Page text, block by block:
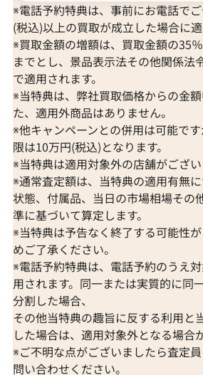
2023年8月10日時点
ルビー ルース 1.092ct
参考買取価格
ASK
※電話予約特典は、事前にお電話で
(税込)以上の買取が成立した場合に適
※買取金額の増額は、買取金額の35
までとし、景品表示法その他関係法
で適用されます。
※当特典は、弊社買取価格からの金
た、適用外商品はありません。
※他キャンペーンとの併用は可能で
限は10万円(税込)となります。
※当特典は適用対象外の店舗がござい
※通常査定額は、当特典の適用有無に
状態、付属品、当日の市場相場その
準に基づいて算定します。
※当特典は予告なく終了する可能性
めご了承ください。
※電話予約特典は、電話予約のうえ
用されます。同一または実質的に同
分割した場合、
その他当特典の趣旨に反する利用と
した場合は、適用対象外となる場合
※ご不明な点がございましたら査定
問い合わせください。